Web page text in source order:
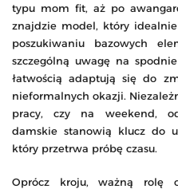
typu mom fit, aż po
znajdzie model, który
poszukiwaniu bazowych
szczególną uwagę na
łatwością adaptują się do
nieformalnych okazji.
pracy, czy na weekend,
damskie stanowią klucz do
który przetrwa próbę czasu.
Oprócz kroju, ważną rolę